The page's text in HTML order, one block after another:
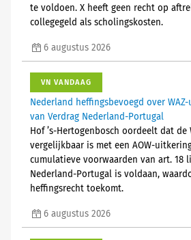
te voldoen. X heeft geen recht op
collegegeld als scholingskosten.
6 augustus 2026
VN VANDAAG
Nederland heffingsbevoegd over
van Verdrag Nederland-Portugal
Hof ’s-Hertogenbosch oordeelt dat
vergelijkbaar is met een AOW-
cumulatieve voorwaarden van art. 18
Nederland-Portugal is voldaan,
heffingsrecht toekomt.
6 augustus 2026